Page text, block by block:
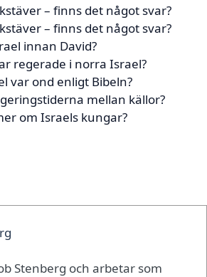
– finns det något svar?
– finns det något svar?
innan David?
regerade i norra Israel?
var ond enligt Bibeln?
mellan källor?
om Israels kungar?
Stenberg och arbetar som